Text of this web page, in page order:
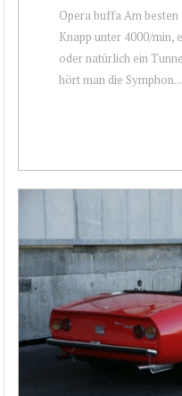
Opera buffa Am besten
Knapp unter 4000/min,
oder natürlich ein
hört man die Symphon...